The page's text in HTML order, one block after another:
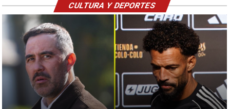
CULTURA Y DEPORTES